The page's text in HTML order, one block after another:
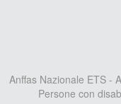
Anffas Nazionale ETS -
Persone con